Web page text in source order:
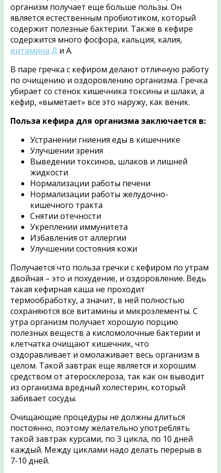
организм получает еще больше пользы. Он
является естественным пробиотиком, который
содержит полезные бактерии. Также в кефире
содержится много фосфора, кальция, калия,
витамина Д и А.
В паре гречка с кефиром делают отличную работу
по очищению и оздоровлению организма. Гречка
убирает со стенок кишечника токсины и шлаки, а
кефир, «выметает» все это наружу, как веник.
Польза кефира для организма заключается в:
Устранении гниения еды в кишечнике
Улучшении зрения
Выведении токсинов, шлаков и лишней
жидкости
Нормализации работы печени
Нормализации работы желудочно-
кишечного тракта
Снятии отечности
Укреплении иммунитета
Избавления от аллергии
Улучшении состояния кожи
Получается что польза гречки с кефиром по утрам
двойная – это и похудение, и оздоровление. Ведь
такая кефирная каша не проходит
термообработку, а значит, в ней полностью
сохраняются все витамины и микроэлементы. С
утра организм получает хорошую порцию
полезных веществ а кисломолочные бактерии и
клетчатка очищают кишечник, что
оздоравливает и омолаживает весь организм в
целом. Такой завтрак еще является и хорошим
средством от атеросклероза, так как он выводит
из организма вредный холестерин, который
забивает сосуды.
Очищающие процедуры не должны длиться
постоянно, поэтому желательно употреблять
такой завтрак курсами, по 3 цикла, по 10 дней
каждый. Между циклами надо делать перерыв в
7-10 дней.